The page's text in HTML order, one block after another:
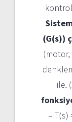
kontrol
(G(s))
(motor,
ile.
– T(s)